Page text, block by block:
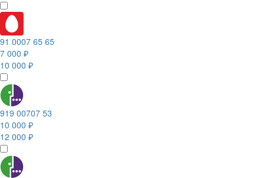
91 0007 65 65
7 000 ₽
10 000 ₽
919 00707 53
10 000 ₽
12 000 ₽